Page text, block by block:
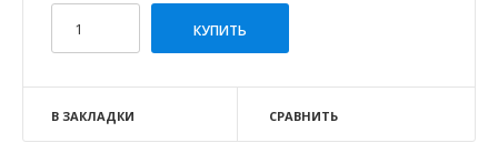
В ЗАКЛАДКИ СРАВНИТЬ